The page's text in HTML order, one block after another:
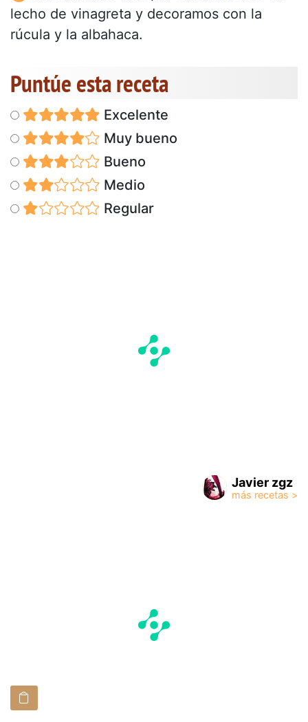
lecho de vinagreta y decoramos con la
rúcula y la albahaca.
Puntúe esta receta
Excelente
Muy bueno
Bueno
Medio
Regular
Javier zgz